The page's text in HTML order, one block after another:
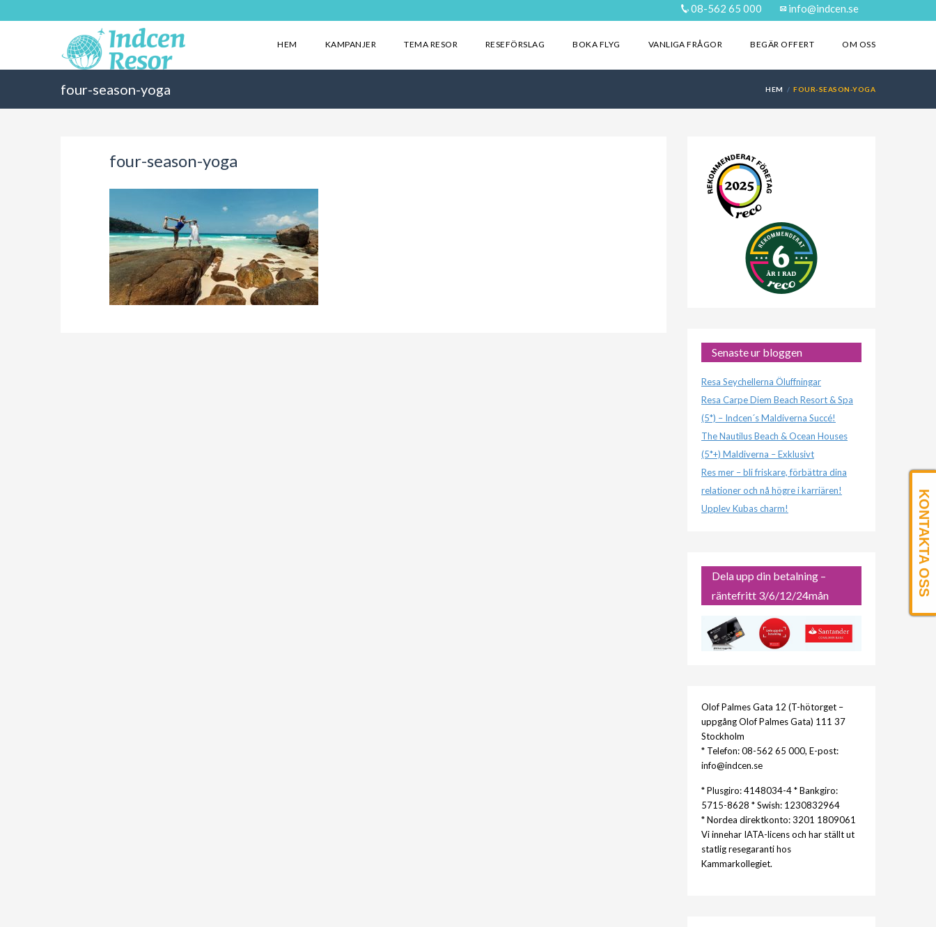
08-562 65 000 info@indcen.se
HEM KAMPANJER TEMA RESOR RESEFÖRSLAG BOKA FLYG VANLIGA FRÅGOR BEGÄR OFFERT OM OSS
four-season-yoga HEM FOUR-SEASON-YOGA
four-season-yoga
Senaste ur bloggen
Resa Seychellerna Öluffningar
Resa Carpe Diem Beach Resort & Spa
(5*) – Indcen´s Maldiverna Succé!
The Nautilus Beach & Ocean Houses
(5*+) Maldiverna – Exklusivt
Res mer – bli friskare, förbättra dina
relationer och nå högre i karriären!
Upplev Kubas charm!
Dela upp din betalning –
räntefritt 3/6/12/24mån
Olof Palmes Gata 12 (T-hötorget –
uppgång Olof Palmes Gata) 111 37
Stockholm
* Telefon: 08-562 65 000, E-post:
info@indcen.se
* Plusgiro: 4148034-4 * Bankgiro:
5715-8628 * Swish: 1230832964
* Nordea direktkonto: 3201 1809061
Vi innehar IATA-licens och har ställt ut
statlig resegaranti hos
Kammarkollegiet.
KONTAKTA OSS